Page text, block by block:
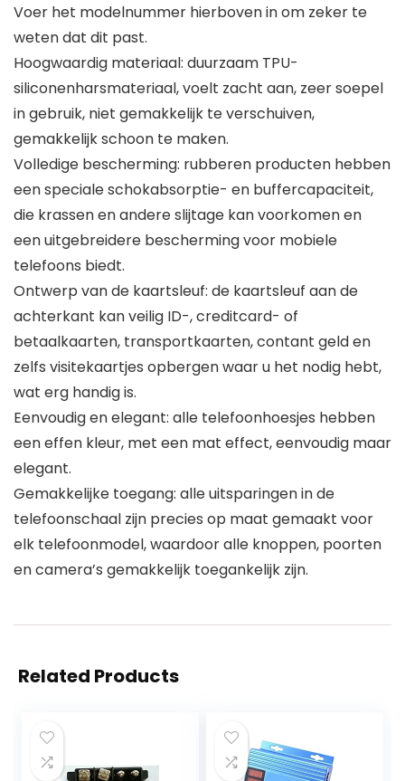
Voer het modelnummer hierboven in om zeker te
weten dat dit past.
Hoogwaardig materiaal: duurzaam TPU-
siliconenharsmateriaal, voelt zacht aan, zeer soepel
in gebruik, niet gemakkelijk te verschuiven,
gemakkelijk schoon te maken.
Volledige bescherming: rubberen producten hebben
een speciale schokabsorptie- en buffercapaciteit,
die krassen en andere slijtage kan voorkomen en
een uitgebreidere bescherming voor mobiele
telefoons biedt.
Ontwerp van de kaartsleuf: de kaartsleuf aan de
achterkant kan veilig ID-, creditcard- of
betaalkaarten, transportkaarten, contant geld en
zelfs visitekaartjes opbergen waar u het nodig hebt,
wat erg handig is.
Eenvoudig en elegant: alle telefoonhoesjes hebben
een effen kleur, met een mat effect, eenvoudig maar
elegant.
Gemakkelijke toegang: alle uitsparingen in de
telefoonschaal zijn precies op maat gemaakt voor
elk telefoonmodel, waardoor alle knoppen, poorten
en camera’s gemakkelijk toegankelijk zijn.
Related Products